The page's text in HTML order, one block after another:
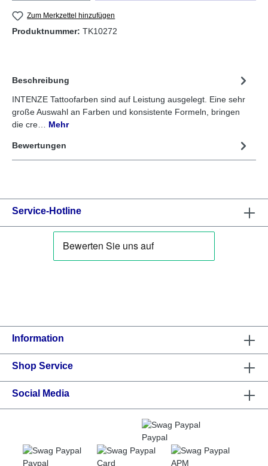
Zum Merkzettel hinzufügen
Produktnummer: TK10272
Beschreibung
INTENZE Tattoofarben sind auf Leistung ausgelegt. Eine sehr
große Auswahl an Farben und konsistente Formeln, bringen
die cre… Mehr
Bewertungen
Service-Hotline
Information
Shop Service
Social Media